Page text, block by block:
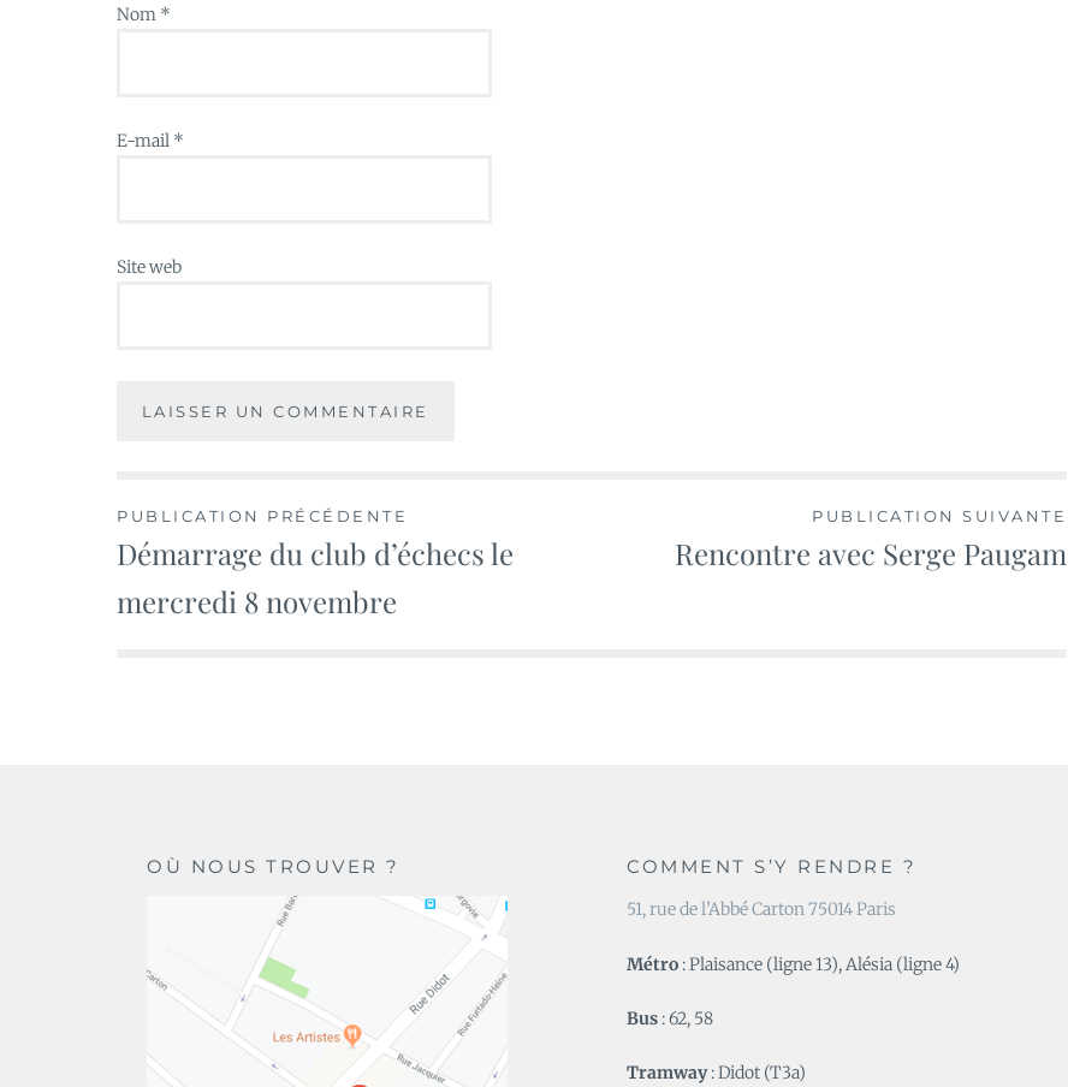
Nom *
E-mail *
Site web
Navigation
de
PUBLICATION PRÉCÉDENTE
Démarrage du club d’échecs le
mercredi 8 novembre
PUBLICATION SUIVANTE
Rencontre avec Serge Paugam
OÙ NOUS TROUVER ? COMMENT S’Y RENDRE ?
51, rue de l’Abbé Carton 75014 Paris
Métro : Plaisance (ligne 13), Alésia (ligne 4)
Bus : 62, 58
Tramway: Didot (T3a)